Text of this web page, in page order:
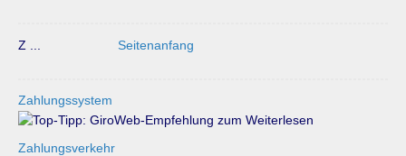
Z ... Seitenanfang
Zahlungssystem
Zahlungsverkehr